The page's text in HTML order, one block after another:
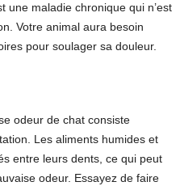
une maladie chronique qui n’est
Votre animal aura besoin
pour soulager sa douleur.
odeur de chat consiste
Les aliments humides et
entre leurs dents, ce qui peut
odeur. Essayez de faire